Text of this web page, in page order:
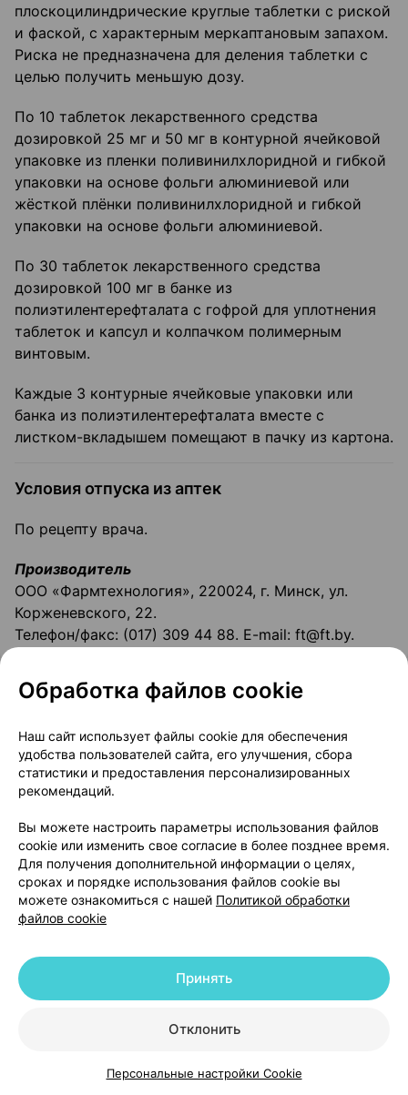
КаталогКорзинаИзбранноеПрофиль
плоскоцилиндрические круглые таблетки с риской
и фаской, с характерным меркаптановым запахом.
Риска не предназначена для деления таблетки с
целью получить меньшую дозу.
По 10 таблеток лекарственного средства
дозировкой 25 мг и 50 мг в контурной ячейковой
упаковке из пленки поливинилхлоридной и гибкой
упаковки на основе фольги алюминиевой или
жёсткой плёнки поливинилхлоридной и гибкой
упаковки на основе фольги алюминиевой.
По 30 таблеток лекарственного средства
дозировкой 100 мг в банке из
полиэтилентерефталата с гофрой для уплотнения
таблеток и капсул и колпачком полимерным
винтовым.
Каждые 3 контурные ячейковые упаковки или
банка из полиэтилентерефталата вместе с
листком-вкладышем помещают в пачку из картона.
Условия отпуска из аптек
По рецепту врача.
Производитель
ООО «Фармтехнология», 220024, г. Минск, ул.
Корженевского, 22.
Телефон/факс: (017) 309 44 88. E-mail: ft@ft.by.
Цены в аптеках Минск
Спиронолактон-фт, таблетки, 100 мг
×30
Фармтехнология
9,33 — 10,38 р.
Где купить В корзину
Спиронолактон-фт, таблетки, 25 мг
Фармтехнология
Обработка файлов cookie
Наш сайт использует файлы cookie для обеспечения
удобства пользователей сайта, его улучшения, сбора
статистики и предоставления персонализированных
рекомендаций.
Вы можете настроить параметры использования файлов
cookie или изменить свое согласие в более позднее время.
Для получения дополнительной информации о целях,
сроках и порядке использования файлов cookie вы
можете ознакомиться с нашей Политикой обработки
файлов cookie
Отклонить
Принять
Персональные настройки Cookie